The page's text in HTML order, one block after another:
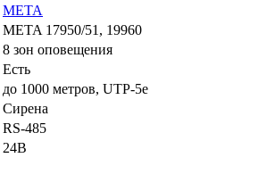
МЕТА
META 17950/51, 19960
8 зон оповещения
Есть
до 1000 метров, UTP-5e
Сирена
RS-485
24В